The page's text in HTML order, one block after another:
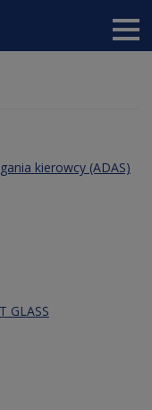
kierowcy (ADAS)
GLASS